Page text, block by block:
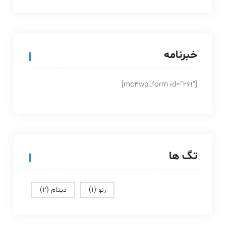
خبرنامه
[mc4wp_form id=”261″]
تگ ها
دینام (2) رنو (1)